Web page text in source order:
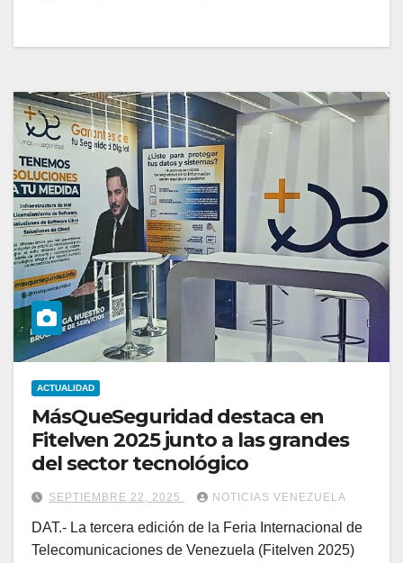
ACTUALIDAD
MásQueSeguridad destaca en
Fitelven 2025 junto a las grandes
del sector tecnológico
SEPTIEMBRE 22, 2025 NOTICIAS VENEZUELA
DAT.- La tercera edición de la Feria Internacional de
Telecomunicaciones de Venezuela (Fitelven 2025)